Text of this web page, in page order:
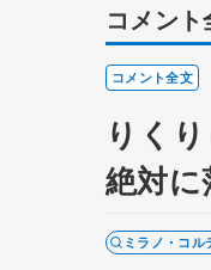
コメン
コメント全文
りく
絶対
ミラノ・コル